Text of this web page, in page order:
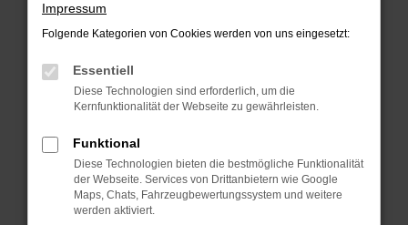
Überprüfe deine Firewall und deine
Laden andere Webseiten, zum Beispiel
deine Suchmaschine?
Manche Erweiterungen, wie Werbeblocker,
können das Laden bestimmter Seiten
verhindern. Funktioniert die Seite in einem
anderen Browser oder in einem privaten
Impressum
Folgende Kategorien von Cookies werden von uns eingesetzt:
Essentiell
Diese Technologien sind erforderlich, um die
Kernfunktionalität der Webseite zu gewährleisten.
Funktional
Diese Technologien bieten die bestmögliche Funktionalität
der Webseite. Services von Drittanbietern wie Google
Maps, Chats, Fahrzeugbewertungssystem und weitere
werden aktiviert.